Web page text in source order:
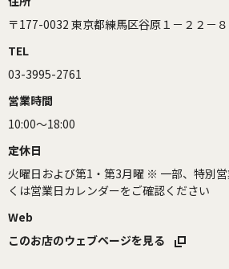
〒177-0032 東京都練馬区谷原１－２２－８
TEL
03-3995-2761
営業時間
10:00～18:00
定休日
火曜日および第1・第3月曜 ※ 一部、特別
くは営業日カレンダーをご確認ください
Web
このお店のウェブページを見る